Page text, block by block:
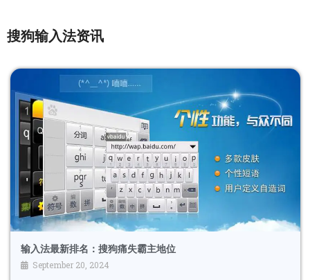
搜狗输入法资讯
输入法最新排名：搜狗痛失霸主地位
September 20, 2024